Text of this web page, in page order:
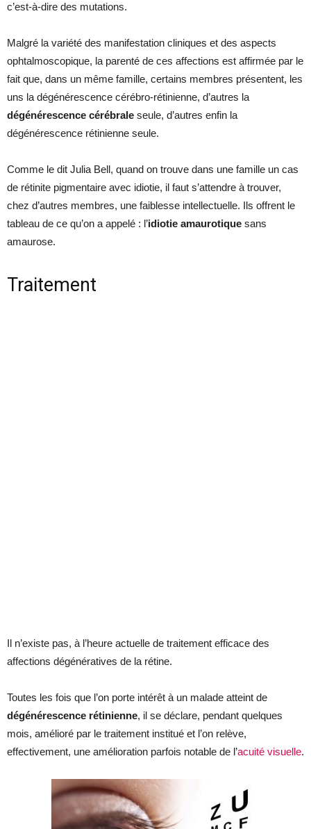
c’est-à-dire des mutations.
Malgré la variété des manifestation cliniques et des aspects
ophtalmoscopique, la parenté de ces affections est affirmée par le
fait que, dans un même famille, certains membres présentent, les
uns la dégénérescence cérébro-rétinienne, d’autres la
dégénérescence cérébrale seule, d’autres enfin la
dégénérescence rétinienne seule.
Comme le dit Julia Bell, quand on trouve dans une famille un cas
de rétinite pigmentaire avec idiotie, il faut s’attendre à trouver,
chez d’autres membres, une faiblesse intellectuelle. Ils offrent le
tableau de ce qu’on a appelé : l’idiotie amaurotique sans
amaurose.
Traitement
Il n’existe pas, à l’heure actuelle de traitement efficace des
affections dégénératives de la rétine.
Toutes les fois que l’on porte intérêt à un malade atteint de
dégénérescence rétinienne, il se déclare, pendant quelques
mois, amélioré par le traitement institué et l’on relève,
effectivement, une amélioration parfois notable de l’acuité visuelle.